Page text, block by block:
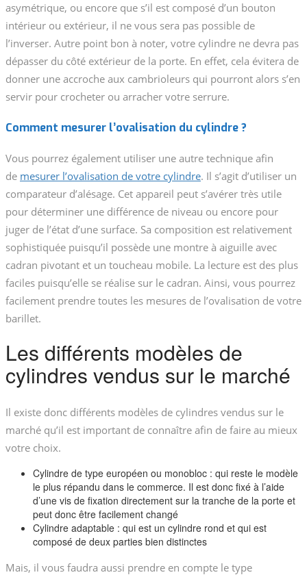
asymétrique, ou encore que s’il est composé d’un bouton
intérieur ou extérieur, il ne vous sera pas possible de
l’inverser. Autre point bon à noter, votre cylindre ne devra pas
dépasser du côté extérieur de la porte. En effet, cela évitera de
donner une accroche aux cambrioleurs qui pourront alors s’en
servir pour crocheter ou arracher votre serrure.
Comment mesurer l’ovalisation du cylindre ?
Vous pourrez également utiliser une autre technique afin
de mesurer l’ovalisation de votre cylindre. Il s’agit d’utiliser un
comparateur d’alésage. Cet appareil peut s’avérer très utile
pour déterminer une différence de niveau ou encore pour
juger de l’état d’une surface. Sa composition est relativement
sophistiquée puisqu’il possède une montre à aiguille avec
cadran pivotant et un toucheau mobile. La lecture est des plus
faciles puisqu’elle se réalise sur le cadran. Ainsi, vous pourrez
facilement prendre toutes les mesures de l’ovalisation de votre
barillet.
Les différents modèles de
cylindres vendus sur le marché
Il existe donc différents modèles de cylindres vendus sur le
marché qu’il est important de connaître afin de faire au mieux
votre choix.
Cylindre de type européen ou monobloc : qui reste le modèle
le plus répandu dans le commerce. Il est donc fixé à l’aide
d’une vis de fixation directement sur la tranche de la porte et
peut donc être facilement changé
Cylindre adaptable : qui est un cylindre rond et qui est
composé de deux parties bien distinctes
Mais, il vous faudra aussi prendre en compte le type